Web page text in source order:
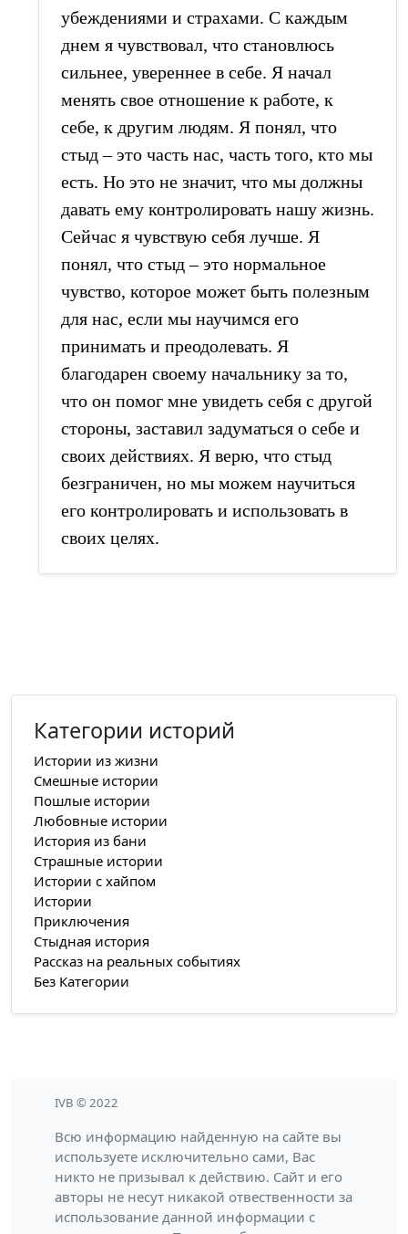
убеждениями и страхами. С каждым
днем я чувствовал, что становлюсь
сильнее, увереннее в себе. Я начал
менять свое отношение к работе, к
себе, к другим людям. Я понял, что
стыд – это часть нас, часть того, кто мы
есть. Но это не значит, что мы должны
давать ему контролировать нашу жизнь.
Сейчас я чувствую себя лучше. Я
понял, что стыд – это нормальное
чувство, которое может быть полезным
для нас, если мы научимся его
принимать и преодолевать. Я
благодарен своему начальнику за то,
что он помог мне увидеть себя с другой
стороны, заставил задуматься о себе и
своих действиях. Я верю, что стыд
безграничен, но мы можем научиться
его контролировать и использовать в
своих целях.
Категории историй
Истории из жизни
Смешные истории
Пошлые истории
Любовные истории
История из бани
Страшные истории
Истории с хайпом
Истории
Приключения
Стыдная история
Рассказ на реальных событиях
Без Категории
IVB © 2022
Всю информацию найденную на сайте вы
используете исключительно сами, Вас
никто не призывал к действию. Сайт и его
авторы не несут никакой отвественности за
использование данной информации с